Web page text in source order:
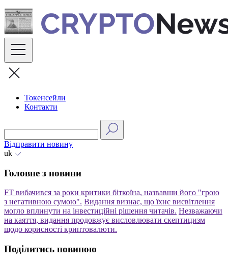
Skip
to
content
Токенсейли
Контакти
Відправити новину
uk
Головне з новини
FT вибачився за роки критики біткоїна, назвавши його "грою
з негативною сумою". Видання визнає, що їхнє висвітлення
могло вплинути на інвестиційні рішення читачів. Незважаючи
на каяття, видання продовжує висловлювати скептицизм
щодо корисності криптовалюти.
Поділитись новиною